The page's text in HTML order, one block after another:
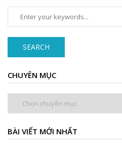
SEARCH
CHUYÊN MỤC
BÀI VIẾT MỚI NHẤT